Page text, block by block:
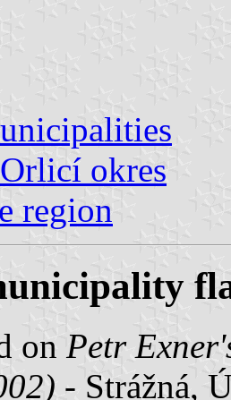
okres
region
on Petr
- Strážná,